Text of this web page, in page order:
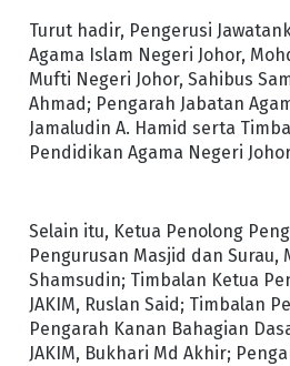
Turut hadir, Pengerusi
Agama Islam Negeri Johor,
Mufti Negeri Johor, Sahibus
Ahmad; Pengarah Jabatan
Jamaludin A. Hamid serta
Pendidikan Agama Negeri
Selain itu, Ketua Penolong
Pengurusan Masjid dan Surau,
Shamsudin; Timbalan Ketua
JAKIM, Ruslan Said; Timbalan
Pengarah Kanan Bahagian
JAKIM, Bukhari Md Akhir;